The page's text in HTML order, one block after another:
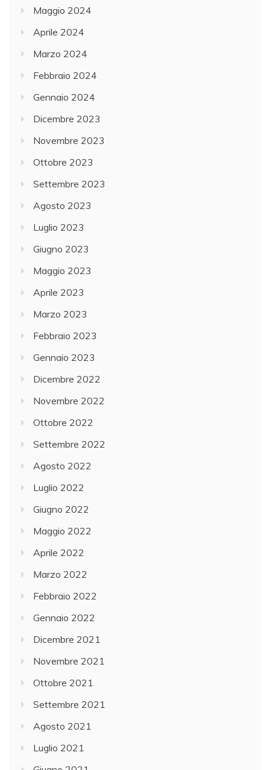
Maggio 2024
Aprile 2024
Marzo 2024
Febbraio 2024
Gennaio 2024
Dicembre 2023
Novembre 2023
Ottobre 2023
Settembre 2023
Agosto 2023
Luglio 2023
Giugno 2023
Maggio 2023
Aprile 2023
Marzo 2023
Febbraio 2023
Gennaio 2023
Dicembre 2022
Novembre 2022
Ottobre 2022
Settembre 2022
Agosto 2022
Luglio 2022
Giugno 2022
Maggio 2022
Aprile 2022
Marzo 2022
Febbraio 2022
Gennaio 2022
Dicembre 2021
Novembre 2021
Ottobre 2021
Settembre 2021
Agosto 2021
Luglio 2021